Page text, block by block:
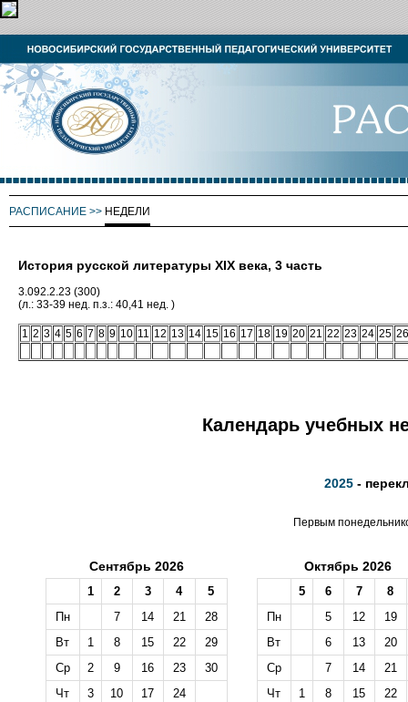
РАСПИСАНИЕ >> НЕДЕЛИ
История русской литературы XIX века, 3 часть
3.092.2.23 (300)
(л.: 33-39 нед. п.з.: 40,41 нед. )
1 2 3 4 5 6 7 8 9 10 11 12 13 14 15 16 17 18 19 20 21 22 23 24 25 26
Календарь учебных
2025 -
Первым
Сентябрь 2026
1 2 3 4
5
Пн
7 14 21
28
Вт
1 8 15 22
29
Ср
2 9 16 23
30
Чт
3 10 17
24
Октябрь 2026
5 6 7
8
Пн
5 12
19
Вт
6 13
20
Ср
7 14
21
Чт
1 8 15
22